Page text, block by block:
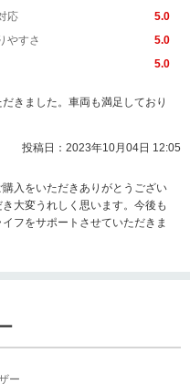
応
5.0
やすさ
5.0
5.0
きました。車両も満足しており
投稿日：2023年10月04日 12:05
入をいただきありがとうござい
大変うれしく思います。今後も
フをサポートさせていただきま
ー